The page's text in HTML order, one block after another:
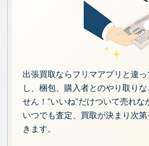
出張買取ならフリマアプリと違
し、梱包、購入者とのやり取り
せん！”いいね”だけついて売れ
いつでも査定、買取が決まり次
きます。